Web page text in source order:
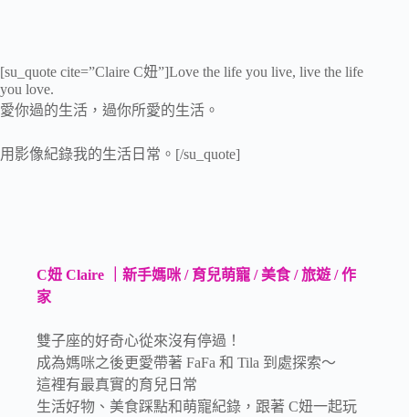
[su_quote cite=”Claire C妞”]Love the life you live, live the life
you love.
愛你過的生活，過你所愛的生活。
用影像紀錄我的生活日常。[/su_quote]
C妞 Claire ｜新手媽咪 / 育兒萌寵 / 美食 / 旅遊 / 作
家
雙子座的好奇心從來沒有停過！
成為媽咪之後更愛帶著 FaFa 和 Tila 到處探索～
這裡有最真實的育兒日常
生活好物、美食踩點和萌寵紀錄，跟著 C妞一起玩